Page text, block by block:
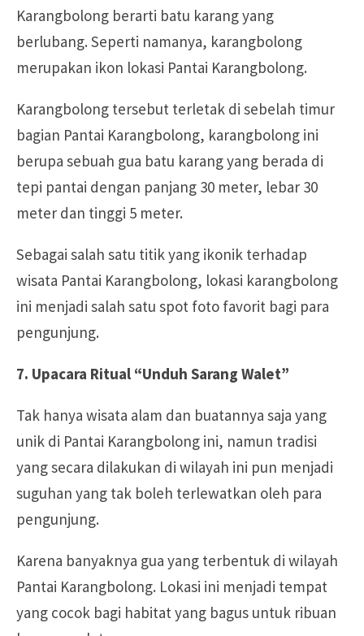
Karangbolong berarti batu karang yang
berlubang. Seperti namanya, karangbolong
merupakan ikon lokasi Pantai Karangbolong.
Karangbolong tersebut terletak di sebelah timur
bagian Pantai Karangbolong, karangbolong ini
berupa sebuah gua batu karang yang berada di
tepi pantai dengan panjang 30 meter, lebar 30
meter dan tinggi 5 meter.
Sebagai salah satu titik yang ikonik terhadap
wisata Pantai Karangbolong, lokasi karangbolong
ini menjadi salah satu spot foto favorit bagi para
pengunjung.
7. Upacara Ritual “Unduh Sarang Walet”
Tak hanya wisata alam dan buatannya saja yang
unik di Pantai Karangbolong ini, namun tradisi
yang secara dilakukan di wilayah ini pun menjadi
suguhan yang tak boleh terlewatkan oleh para
pengunjung.
Karena banyaknya gua yang terbentuk di wilayah
Pantai Karangbolong. Lokasi ini menjadi tempat
yang cocok bagi habitat yang bagus untuk ribuan